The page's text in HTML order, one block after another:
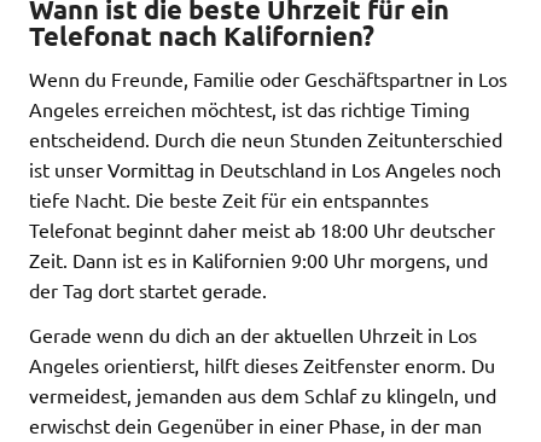
Wann ist die beste Uhrzeit für ein
Telefonat nach Kalifornien?
Wenn du Freunde, Familie oder Geschäftspartner in Los
Angeles erreichen möchtest, ist das richtige Timing
entscheidend. Durch die neun Stunden Zeitunterschied
ist unser Vormittag in Deutschland in Los Angeles noch
tiefe Nacht. Die beste Zeit für ein entspanntes
Telefonat beginnt daher meist ab 18:00 Uhr deutscher
Zeit. Dann ist es in Kalifornien 9:00 Uhr morgens, und
der Tag dort startet gerade.
Gerade wenn du dich an der aktuellen Uhrzeit in Los
Angeles orientierst, hilft dieses Zeitfenster enorm. Du
vermeidest, jemanden aus dem Schlaf zu klingeln, und
erwischst dein Gegenüber in einer Phase, in der man